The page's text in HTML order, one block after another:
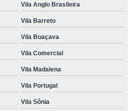
Vila Anglo Brasileira
Vila Barreto
Vila Boaçava
Vila Comercial
Vila Madalena
Vila Portugal
Vila Sônia